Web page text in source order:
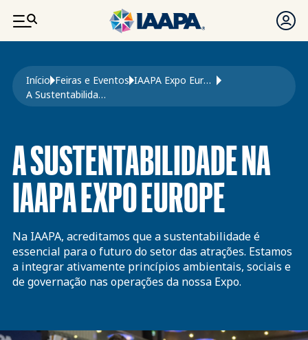
PASSAR PARA O CONTEÚDO PRINCIPAL
Navegação estrutural
Início Feiras e Eventos
IAAPA Expo Europa
A Sustentabilidade Na Expo Europe
A SUSTENTABILIDADE NA
IAAPA EXPO EUROPE
Na IAAPA, acreditamos que a sustentabilidade é
essencial para o futuro do setor das atrações. Estamos
a integrar ativamente princípios ambientais, sociais e
de governação nas operações da nossa Expo.